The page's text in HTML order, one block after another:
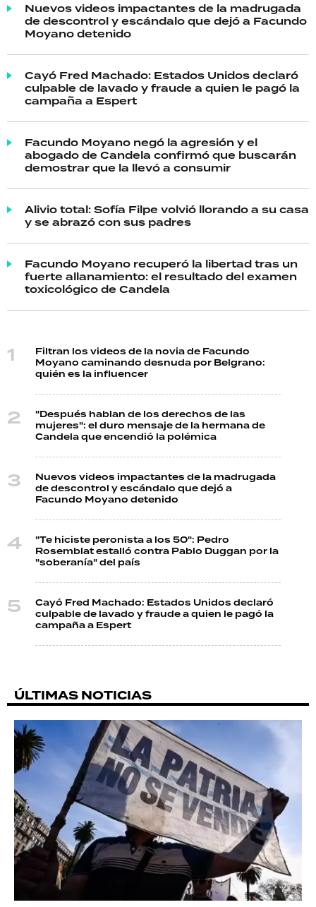
Nuevos videos impactantes de la madrugada
de descontrol y escándalo que dejó a Facundo
Moyano detenido
Cayó Fred Machado: Estados Unidos declaró
culpable de lavado y fraude a quien le pagó la
campaña a Espert
Facundo Moyano negó la agresión y el
abogado de Candela confirmó que buscarán
demostrar que la llevó a consumir
Alivio total: Sofía Filpe volvió llorando a su casa
y se abrazó con sus padres
Facundo Moyano recuperó la libertad tras un
fuerte allanamiento: el resultado del examen
toxicológico de Candela
Filtran los videos de la novia de Facundo
Moyano caminando desnuda por Belgrano:
quién es la influencer
"Después hablan de los derechos de las
mujeres": el duro mensaje de la hermana de
Candela que encendió la polémica
Nuevos videos impactantes de la madrugada
de descontrol y escándalo que dejó a
Facundo Moyano detenido
"Te hiciste peronista a los 50": Pedro
Rosemblat estalló contra Pablo Duggan por la
"soberanía" del país
Cayó Fred Machado: Estados Unidos declaró
culpable de lavado y fraude a quien le pagó la
campaña a Espert
ÚLTIMAS NOTICIAS